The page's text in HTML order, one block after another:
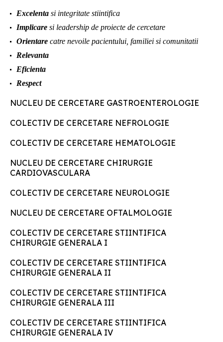
Excelenta si integritate stiintifica
Implicare si leadership de proiecte de cercetare
Orientare catre nevoile pacientului, familiei si comunitatii
Relevanta
Eficienta
Respect
NUCLEU DE CERCETARE GASTROENTEROLOGIE
COLECTIV DE CERCETARE NEFROLOGIE
COLECTIV DE CERCETARE HEMATOLOGIE
NUCLEU DE CERCETARE CHIRURGIE
CARDIOVASCULARA
COLECTIV DE CERCETARE NEUROLOGIE
NUCLEU DE CERCETARE OFTALMOLOGIE
COLECTIV DE CERCETARE STIINTIFICA
CHIRURGIE GENERALA I
COLECTIV DE CERCETARE STIINTIFICA
CHIRURGIE GENERALA II
COLECTIV DE CERCETARE STIINTIFICA
CHIRURGIE GENERALA III
COLECTIV DE CERCETARE STIINTIFICA
CHIRURGIE GENERALA IV